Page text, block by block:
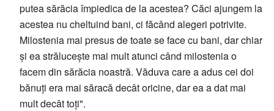
putea sărăcia împiedica de la acestea? Căci ajungem la
acestea nu cheltuind bani, ci făcând alegeri potrivite.
Milostenia mai presus de toate se face cu bani, dar chiar
și ea strălucește mai mult atunci când milostenia o
facem din sărăcia noastră. Văduva care a adus cei doi
bănuți era mai săracă decât oricine, dar ea a dat mai
mult decât toți".